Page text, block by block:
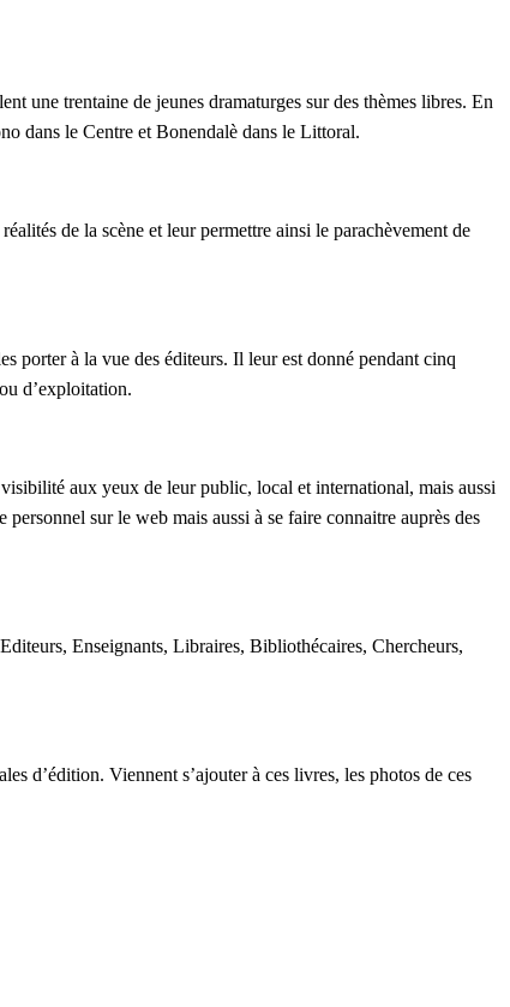
une trentaine de jeunes dramaturges sur des thèmes libres. En
dans le Centre et Bonendalè dans le Littoral.
de la scène et leur permettre ainsi le parachèvement de
porter à la vue des éditeurs. Il leur est donné pendant cinq
d’exploitation.
aux yeux de leur public, local et international, mais aussi
sur le web mais aussi à se faire connaitre auprès des
Enseignants, Libraires, Bibliothécaires, Chercheurs,
d’édition. Viennent s’ajouter à ces livres, les photos de ces